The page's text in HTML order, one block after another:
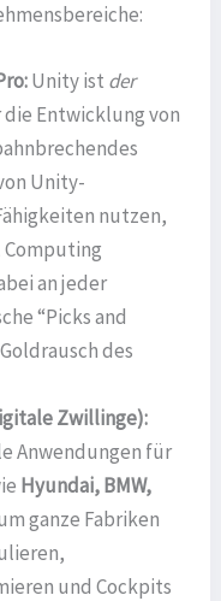
Unity ist der
Entwicklung von
Unity-
nutzen,
Computing
an jeder
“Picks and
des
Zwillinge):
Anwendungen für
Hyundai, BMW,
ganze Fabriken
und Cockpits